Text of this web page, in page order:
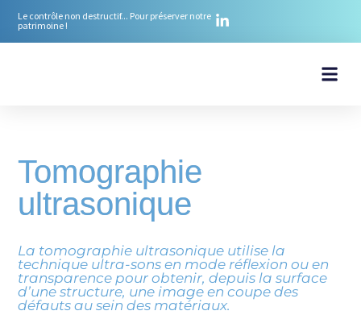
Le contrôle non destructif... Pour préserver notre
patrimoine !
Tomographie
ultrasonique
La tomographie ultrasonique utilise la
technique ultra-sons en mode réflexion ou en
transparence pour obtenir, depuis la surface
d’une structure, une image en coupe des
défauts au sein des matériaux.